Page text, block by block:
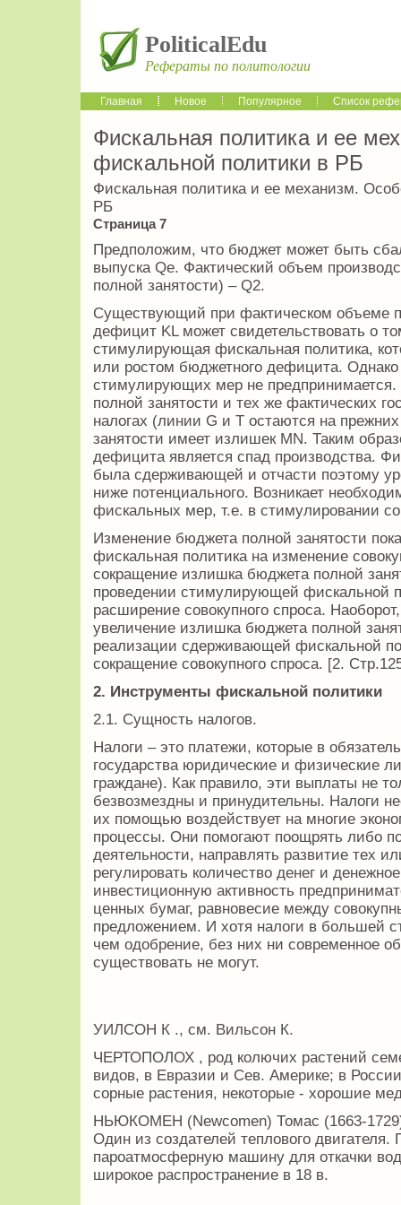
PoliticalEdu
Рефераты по политологии
Главная Новое Популярное Список
Фискальная политика и ее
фискальной политики в РБ
Фискальная политика и ее механизм.
РБ
Страница 7
Предположим, что бюджет может быть
выпуска Qe. Фактический объем
полной занятости) – Q2.
Существующий при фактическом объеме
дефицит KL может свидетельствовать о
стимулирующая фискальная политика,
или ростом бюджетного дефицита.
стимулирующих мер не предпринимается.
полной занятости и тех же фактических
налогах (линии G и Т остаются на
занятости имеет излишек МN. Таким
дефицита является спад производства.
была сдерживающей и отчасти поэтому
ниже потенциального. Возникает
фискальных мер, т.е. в стимулировании
Изменение бюджета полной занятости
фискальная политика на изменение
сокращение излишка бюджета полной
проведении стимулирующей фискальной
расширение совокупного спроса.
увеличение излишка бюджета полной
реализации сдерживающей фискальной
сокращение совокупного спроса. [2.
2. Инструменты фискальной политики
2.1. Сущность налогов.
Налоги – это платежи, которые в
государства юридические и физические
граждане). Как правило, эти выплаты не
безвозмездны и принудительны. Налоги
их помощью воздействует на многие
процессы. Они помогают поощрять либо
деятельности, направлять развитие тех
регулировать количество денег и
инвестиционную активность
ценных бумаг, равновесие между
предложением. И хотя налоги в большей
чем одобрение, без них ни современное
существовать не могут.
УИЛСОН К ., см. Вильсон К.
ЧЕРТОПОЛОХ , род колючих растений
видов, в Евразии и Сев. Америке; в
сорные растения, некоторые - хорошие
НЬЮКОМЕН (Newcomen) Томас (1663-1729)
Один из создателей теплового двигателя.
пароатмосферную машину для откачки
широкое распространение в 18 в.